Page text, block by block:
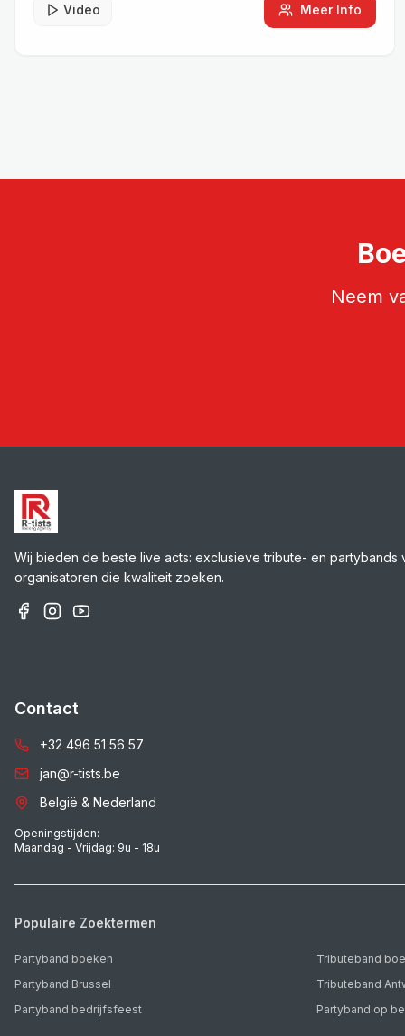
Video
Meer Info
Neem
Wij bieden de beste live acts: exclusieve tribute- en partybands
organisatoren die kwaliteit zoeken.
Contact
+32 496 51 56 57
jan@r-tists.be
België & Nederland
Openingstijden:
Maandag - Vrijdag: 9u - 18u
Populaire Zoektermen
Partyband boeken
Tributeband
Partyband Brussel
Tributeband
Partyband bedrijfsfeest
Partyband op